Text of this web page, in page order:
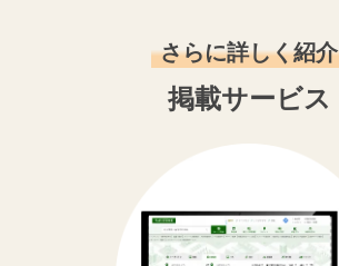
さらに詳しく紹介
掲載サービス